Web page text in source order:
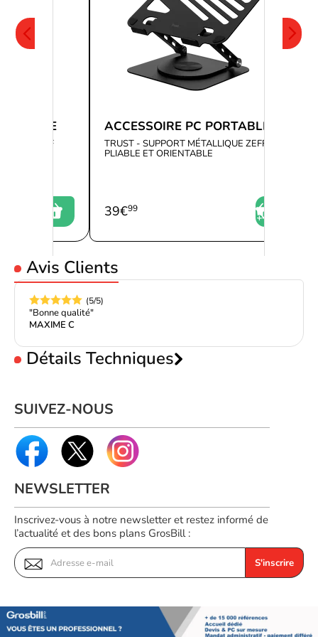
Le NotePal X150 Spectrum est également très silencieux, avec un
niveau sonore de seulement 26 dB, ce qui garantit une expérience
de travail ou de jeu silencieuse et agréable. En outre, le design de
l'appareil est très élégant, avec des finitions en maille, en métal,
professionnel et stylé.
de cet accessoire, avec une variété de couleurs disponibles pour
éclairer votre ordinateur portable. Vous pouvez choisir entre des
lumières bleues, vertes ou rouges, en fonction de vos préférences
personnelles.
Détails Techniques
Taille maximale de l’écran
Nombre de ventilateurs
intégrés
Diamètre du ventilateur
Hauteur du ventilateur
Vitesse de rotation (max)
1000 tr/min
Performance du
ventilateur
Niveau sonore
Couleur du produit
Noir
Avis Clients
(5/5)
"Bonne qualité"
MAXIME C
ZEFF
ACCESSOIRE PC PORTABLE
TRUST - SUPPORT MÉTALLIQUE ZEFF
PLIABLE ET ORIENTABLE
39€99
SUIVEZ-NOUS
NEWSLETTER
Inscrivez-vous à notre newsletter et restez informé de
l’actualité et des bons plans GrosBill :
S'inscrire